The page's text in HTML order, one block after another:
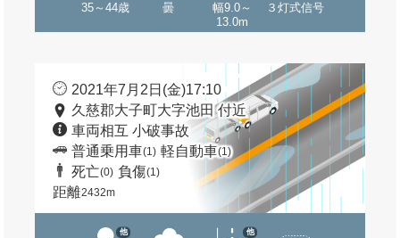
35～44歳 曇
幅9.0～
13.0m
３灯式信号
2021年7月2日(金)17:10
久慈郡大子町大字池田 付近
車両相互 小破事故
普通乗用車(1) 軽自動車(1)
死亡(0) 負傷(1)
距離2432m
他 他